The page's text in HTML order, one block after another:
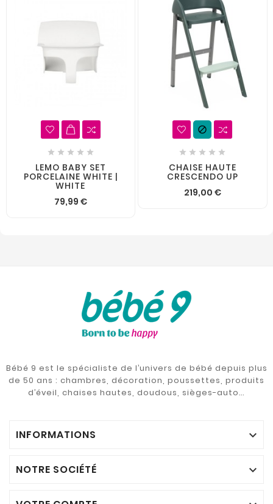
    
LEMO BABY SET
PORCELAINE WHITE |
WHITE
79,99 €

    
CHAISE HAUTE
CRESCENDO UP
219,00 €
Bébé 9 est le spécialiste de l’univers de bébé depuis plus
de 50 ans : chambres, décoration, poussettes, produits
d’éveil, chaises hautes, doudous, sièges-auto…
INFORMATIONS 
NOTRE SOCIÉTÉ 